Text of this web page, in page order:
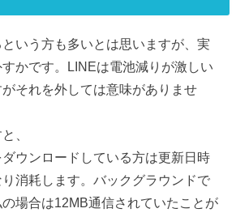
いう方も多いとは思いますが、実
かです。LINEは電池減りが激しい
それを外しては意味がありませ
、
ウンロードしている方は更新日時
消耗します。バックグラウンドで
場合は12MB通信されていたことが